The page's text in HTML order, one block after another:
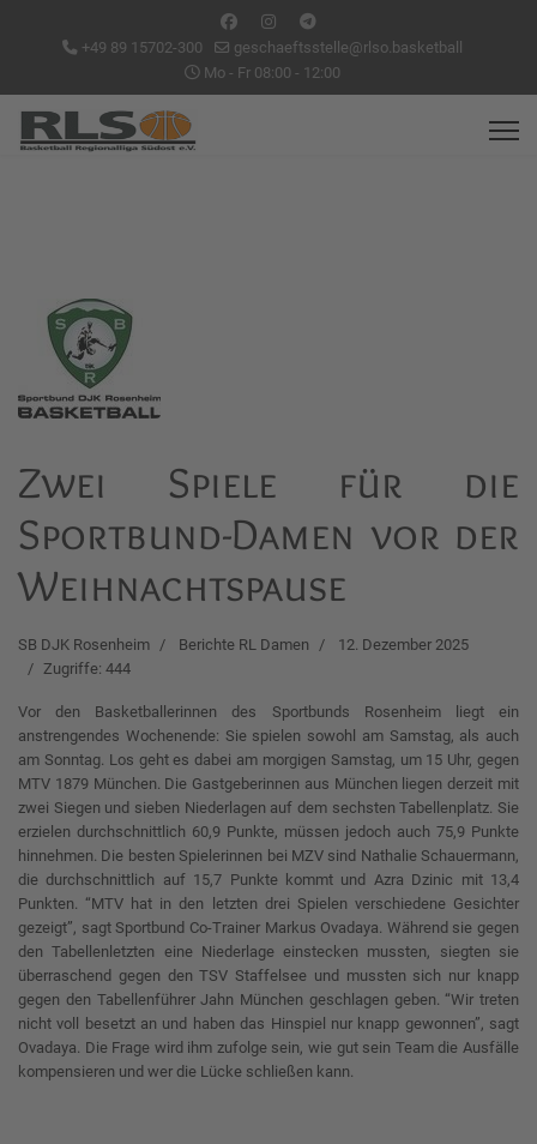
+49 89 15702-300
geschaeftsstelle@rlso.basketball
Mo - Fr 08:00 - 12:00
Zwei Spiele für die
Sportbund-Damen vor der
Weihnachtspause
SB DJK Rosenheim Berichte RL Damen
12. Dezember 2025
Zugriffe: 444
Vor den Basketballerinnen des Sportbunds Rosenheim liegt ein
anstrengendes Wochenende: Sie spielen sowohl am Samstag, als auch
am Sonntag. Los geht es dabei am morgigen Samstag, um 15 Uhr, gegen
MTV 1879 München. Die Gastgeberinnen aus München liegen derzeit mit
zwei Siegen und sieben Niederlagen auf dem sechsten Tabellenplatz. Sie
erzielen durchschnittlich 60,9 Punkte, müssen jedoch auch 75,9 Punkte
hinnehmen. Die besten Spielerinnen bei MZV sind Nathalie Schauermann,
die durchschnittlich auf 15,7 Punkte kommt und Azra Dzinic mit 13,4
Punkten. “MTV hat in den letzten drei Spielen verschiedene Gesichter
gezeigt”, sagt Sportbund Co-Trainer Markus Ovadaya. Während sie gegen
den Tabellenletzten eine Niederlage einstecken mussten, siegten sie
überraschend gegen den TSV Staffelsee und mussten sich nur knapp
gegen den Tabellenführer Jahn München geschlagen geben. “Wir treten
nicht voll besetzt an und haben das Hinspiel nur knapp gewonnen”, sagt
Ovadaya. Die Frage wird ihm zufolge sein, wie gut sein Team die Ausfälle
kompensieren und wer die Lücke schließen kann.